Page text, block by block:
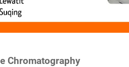
Chromatography